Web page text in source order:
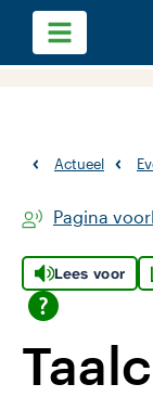
Actueel
Pagina
Lees voor